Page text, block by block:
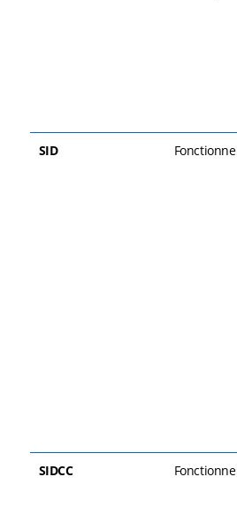
SID Fonctionnel
SIDCC Fonctionnel